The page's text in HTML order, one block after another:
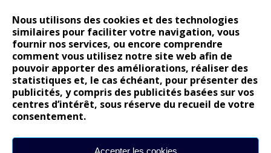
Nous utilisons des cookies et des technologies
similaires pour faciliter votre navigation, vous
fournir nos services, ou encore comprendre
comment vous utilisez notre site web afin de
pouvoir apporter des améliorations, réaliser des
statistiques et, le cas échéant, pour présenter des
publicités, y compris des publicités basées sur vos
centres d’intérêt, sous réserve du recueil de votre
consentement.
Accepter les cookies
14 juillet : nouveau film de marque pour Citroën
Renault Espace : voyage, voyage…
Peugeot E-208 GTi : naissance d’une légende
COMMENTAIRES RÉCENTS
Bernard Dardartdans
Gilly